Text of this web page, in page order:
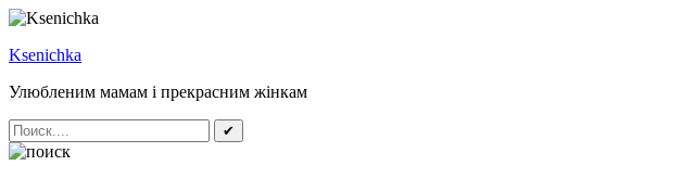
Ksenichka
Улюбленим мамам і прекрасним жінкам
✔